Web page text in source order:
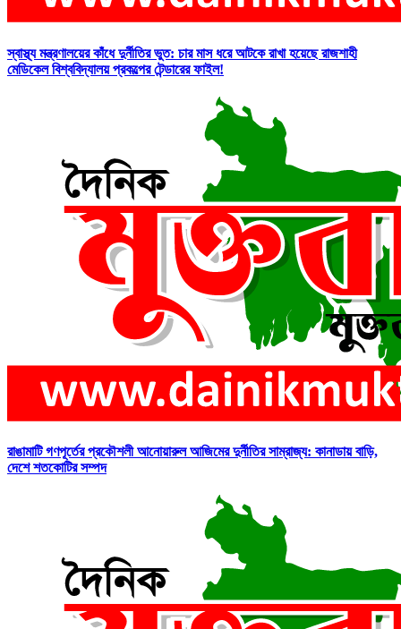
স্বাস্থ্য মন্ত্রণালয়ের কাঁধে দুর্নীতির ভুত: চার মাস ধরে আটকে রাখা হয়েছে রাজশাহী
মেডিকেল বিশ্ববিদ্যালয় প্রকল্পের টেন্ডারের ফাইল!
রাঙামাটি গণপূর্তের প্রকৌশলী আনোয়ারুল আজিমের দুর্নীতির সাম্রাজ্য: কানাডায় বাড়ি,
দেশে শতকোটির সম্পদ